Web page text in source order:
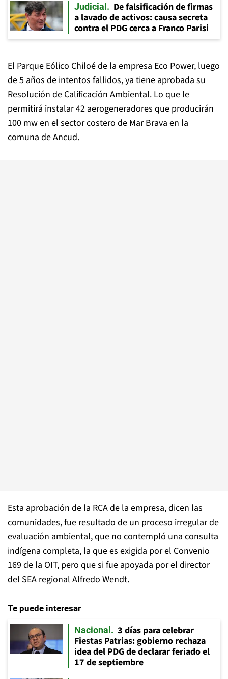
Judicial
De falsificación de firmas
a lavado de activos: causa secreta
contra el PDG cerca a Franco Parisi
El Parque Eólico Chiloé de la empresa Eco Power, luego
de 5 años de intentos fallidos, ya tiene aprobada su
Resolución de Calificación Ambiental. Lo que le
permitirá instalar 42 aerogeneradores que producirán
100 mw en el sector costero de Mar Brava en la
comuna de Ancud.
Esta aprobación de la RCA de la empresa, dicen las
comunidades, fue resultado de un proceso irregular de
evaluación ambiental, que no contempló una consulta
indígena completa, la que es exigida por el Convenio
169 de la OIT, pero que si fue apoyada por el director
del SEA regional Alfredo Wendt.
Te puede interesar
Nacional
3 días para celebrar
Fiestas Patrias: gobierno rechaza
idea del PDG de declarar feriado el
17 de septiembre